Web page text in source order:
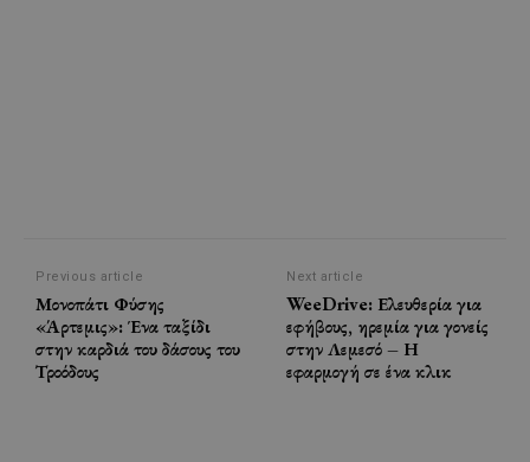
Previous article
Μονοπάτι Φύσης
«Άρτεμις»: Ένα ταξίδι
στην καρδιά του δάσους του
Τροόδους
Next article
WeeDrive: Ελευθερία για
εφήβους, ηρεμία για γονείς
στην Λεμεσό – Η
εφαρμογή σε ένα κλικ